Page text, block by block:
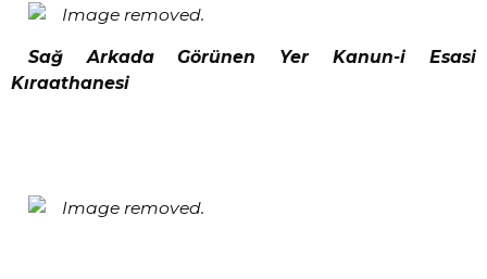
Sağ Arkada Görünen Yer Kanun-i Esasi
Kıraathanesi